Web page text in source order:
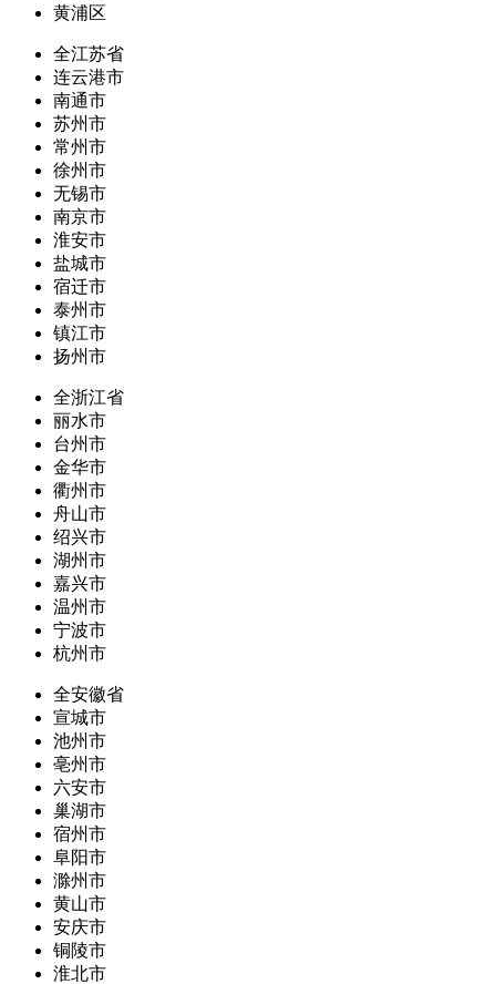
黄浦区
全江苏省
连云港市
南通市
苏州市
常州市
徐州市
无锡市
南京市
淮安市
盐城市
宿迁市
泰州市
镇江市
扬州市
全浙江省
丽水市
台州市
金华市
衢州市
舟山市
绍兴市
湖州市
嘉兴市
温州市
宁波市
杭州市
全安徽省
宣城市
池州市
亳州市
六安市
巢湖市
宿州市
阜阳市
滁州市
黄山市
安庆市
铜陵市
淮北市